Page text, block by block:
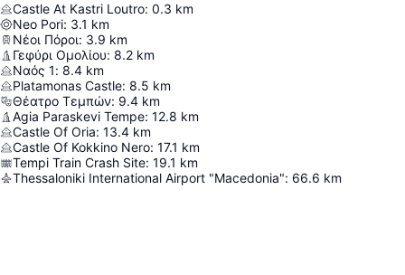
Castle At Kastri Loutro: 0.3 km
Neo Pori: 3.1 km
Νέοι Πόροι: 3.9 km
Γεφύρι Ομολίου: 8.2 km
Ναός 1: 8.4 km
Platamonas Castle: 8.5 km
Θέατρο Τεμπών: 9.4 km
Agia Paraskevi Tempe: 12.8 km
Castle Of Oria: 13.4 km
Castle Of Kokkino Nero: 17.1 km
Tempi Train Crash Site: 19.1 km
Thessaloniki International Airport "Macedonia": 66.6 km